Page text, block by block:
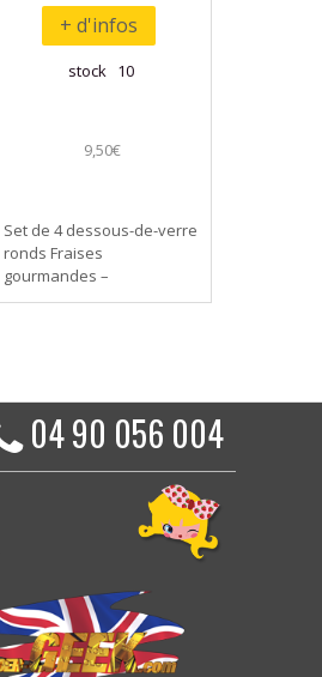
+ d'infos
stock 10
9,50€
Set de 4 dessous-de-verre
ronds Fraises
gourmandes –
04 90 056 004